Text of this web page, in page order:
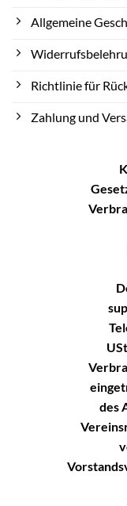
Allgemeine
Richtlinie für
Zahlung und
des